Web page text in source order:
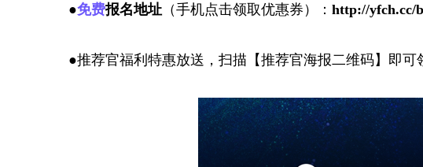
●免费报名地址 （手机点击领取优惠券）： http://yfch.cc/
●推荐官福利特惠放送，扫描【推荐官海报二维码】即可